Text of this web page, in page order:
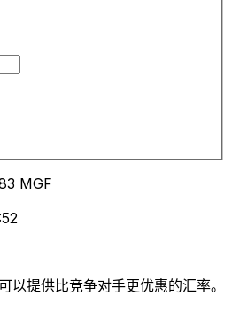
MGF
以提供比竞争对手更优惠的汇率。